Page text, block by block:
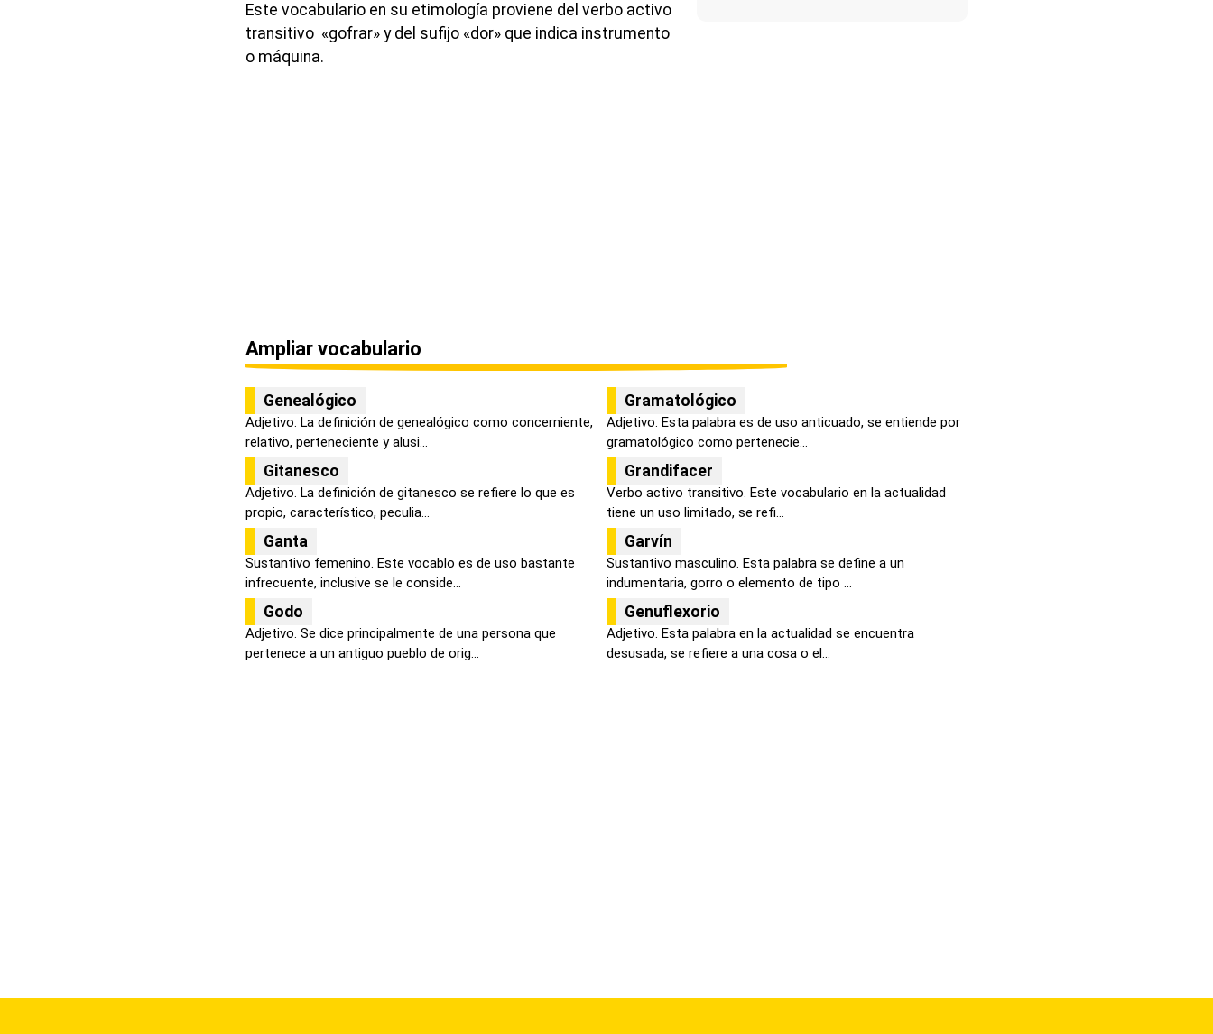
Este vocabulario en su etimología proviene del verbo activo
transitivo «gofrar» y del sufijo «dor» que indica instrumento
o máquina.
Ampliar vocabulario
Genealógico
Adjetivo. La definición de genealógico como concerniente,
relativo, perteneciente y alusi...
Gramatológico
Adjetivo. Esta palabra es de uso anticuado, se entiende por
gramatológico como pertenecie...
Gitanesco
Adjetivo. La definición de gitanesco se refiere lo que es
propio, característico, peculia...
Grandifacer
Verbo activo transitivo. Este vocabulario en la actualidad
tiene un uso limitado, se refi...
Ganta
Sustantivo femenino. Este vocablo es de uso bastante
infrecuente, inclusive se le conside...
Garvín
Sustantivo masculino. Esta palabra se define a un
indumentaria, gorro o elemento de tipo ...
Godo
Adjetivo. Se dice principalmente de una persona que
pertenece a un antiguo pueblo de orig...
Genuflexorio
Adjetivo. Esta palabra en la actualidad se encuentra
desusada, se refiere a una cosa o el...